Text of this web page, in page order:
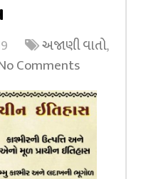
અજાણી વાતો,
Comments